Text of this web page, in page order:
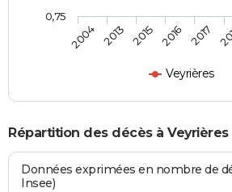
Veyrières
2004 2013 2015 2016 2017
0,75
Répartition des décès à Veyrières
Données exprimées en nombre de
Insee)